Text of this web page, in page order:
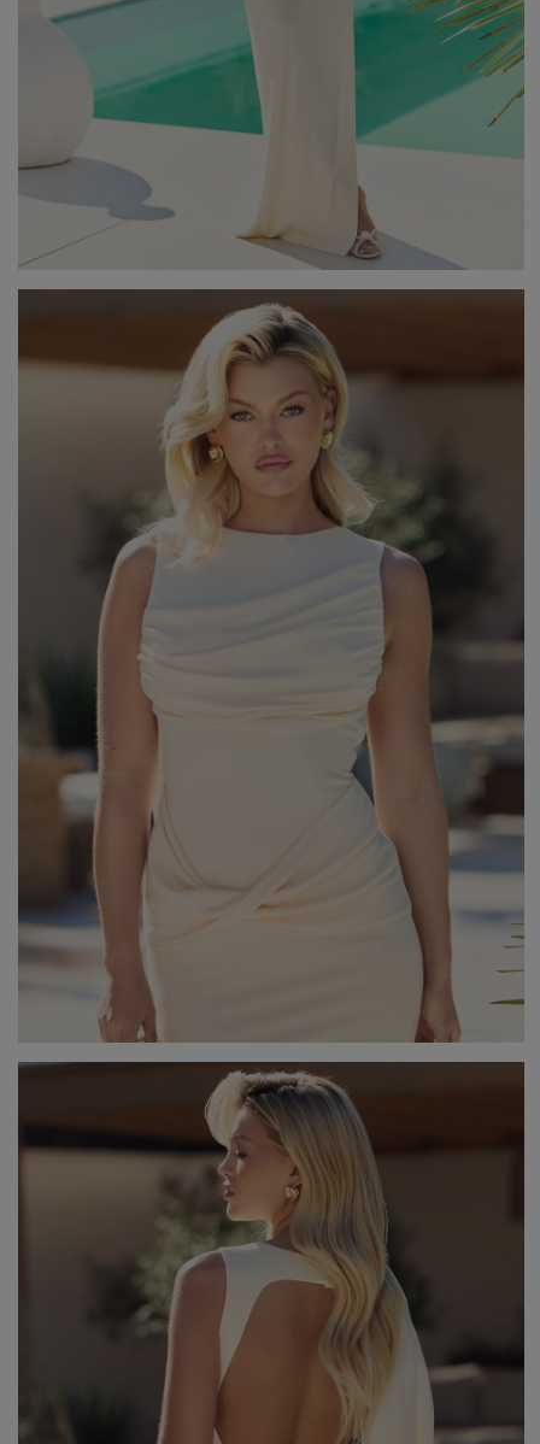
NEUHEITEN ALLE
ABSCHLUSSBALL
WEIHNACHTEN
KOMMUNION
CASUAL - KLEIDER
ABENDKLEIDER
PARTYKLEIDER
BOHO
JEANSKLEIDER
AUSGESTELLTE KLEIDER
FORMELLE KLEIDER
ASYMMETRISCHE
STRICKKLEIDER
MIT RÜSCHEN
VELOURS
MIT SCHÖSSCHEN
PASTELLKLEIDER
BROKATKLEIDER
ALLES ANZEIGEN ENTDECKEN SIE DIE NEUHEITEN